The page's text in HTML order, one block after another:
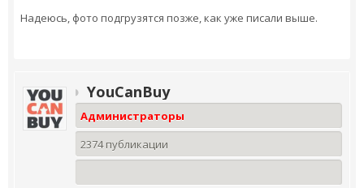
Надеюсь, фото подгрузятся позже, как уже писали выше.
YouCanBuy
Администраторы
2374 публикации